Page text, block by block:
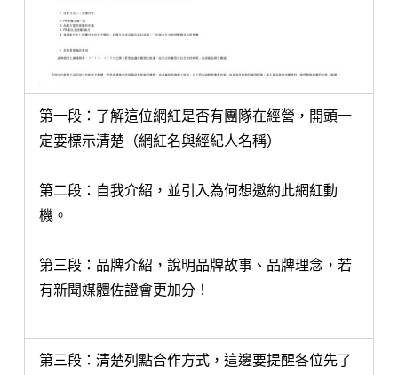
第一段：了解這位網紅是否有團隊在經營，開頭一
定要標示清楚（網紅名與經紀人名稱）
第二段：自我介紹，並引入為何想邀約此網紅動
機。
第三段：品牌介紹，說明品牌故事、品牌理念，若
有新聞媒體佐證會更加分！
第三段：清楚列點合作方式，這邊要提醒各位先了